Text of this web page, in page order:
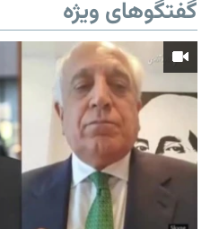
گفتگوهای ویژه